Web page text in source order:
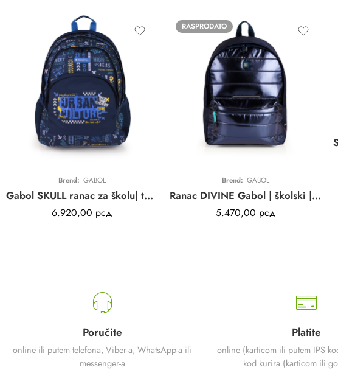
Brend: GABOL
Gabol SKULL ranac za školu| tamno plavi | 32x44x18cm | 21L
6.920,00 рсд
RASPRODATO
Brend: GABOL
Ranac DIVINE Gabol | školski | teget | ergonomski | vodootporan | 18L
5.470,00 рсд
Poručite
online ili putem telefona, Viber-a, WhatsApp-a ili
messenger-a
Platite
online (karticom ili putem IPS
kod kurira (karticom ili